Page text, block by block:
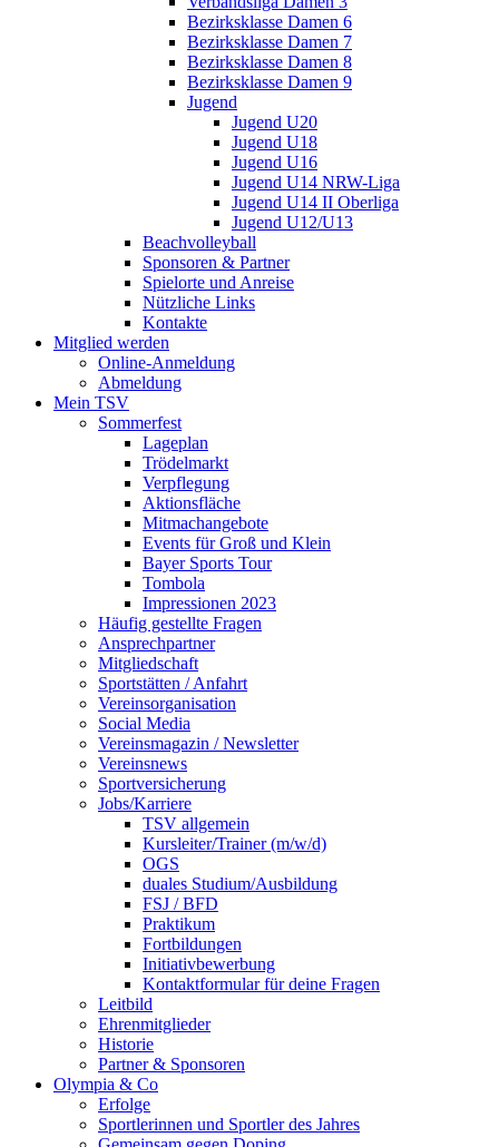
Bezirksklasse Damen 6
Bezirksklasse Damen 7
Bezirksklasse Damen 8
Bezirksklasse Damen 9
Jugend
Jugend U20
Jugend U18
Jugend U16
Jugend U14 NRW-Liga
Jugend U14 II Oberliga
Jugend U12/U13
Beachvolleyball
Sponsoren & Partner
Spielorte und Anreise
Nützliche Links
Kontakte
Mitglied werden
Online-Anmeldung
Abmeldung
Mein TSV
Sommerfest
Lageplan
Trödelmarkt
Verpflegung
Aktionsfläche
Mitmachangebote
Events für Groß und Klein
Bayer Sports Tour
Tombola
Impressionen 2023
Häufig gestellte Fragen
Ansprechpartner
Mitgliedschaft
Sportstätten / Anfahrt
Vereinsorganisation
Social Media
Vereinsmagazin / Newsletter
Vereinsnews
Sportversicherung
Jobs/Karriere
TSV allgemein
Kursleiter/Trainer (m/w/d)
OGS
duales Studium/Ausbildung
FSJ / BFD
Praktikum
Fortbildungen
Initiativbewerbung
Kontaktformular für deine Fragen
Leitbild
Ehrenmitglieder
Historie
Partner & Sponsoren
Olympia & Co
Erfolge
Sportlerinnen und Sportler des Jahres